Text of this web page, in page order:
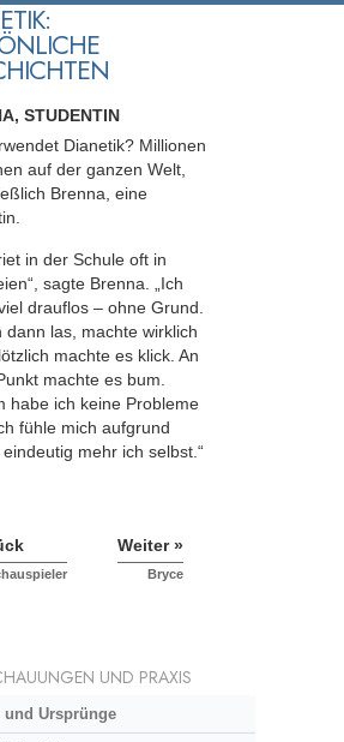
STUDENTIN
Dianetik? Millionen
auf der ganzen Welt,
Brenna, eine
in der Schule oft in
sagte Brenna. „Ich
drauflos – ohne Grund.
dann las, machte wirklich
machte es klick. An
machte es bum.
habe ich keine Probleme
fühle mich aufgrund
mehr ich selbst.“
Weiter »
Bryce
UND PRAXIS
und Ursprünge